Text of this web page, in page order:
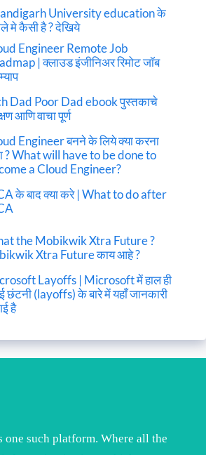
University education के
मे कैसी है ? देखिये
Engineer Remote Job
| क्लाउड इंजीनिअर रिमोट जॉब
Dad Poor Dad ebook पुस्तकाचे
आणि वाचा पूर्ण
Engineer बनने के लिये क्या करना
? What will have to be done to
a Cloud Engineer?
के बाद क्या करे | What to do after
the Mobikwik Xtra Future ?
Xtra Future काय आहे ?
Layoffs | Microsoft में हाल ही
छंटनी (layoffs) के बारे में यहाँ जानकारी
है
one such platform. Where all the